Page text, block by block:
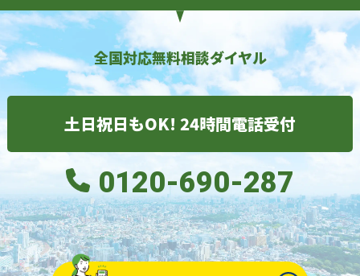
全国対応無料相談ダイヤル
土日祝日もOK! 24時間電話受付
0120-690-287